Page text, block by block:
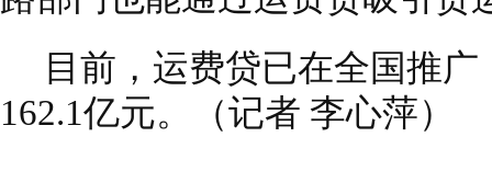
目前，运费贷已在全国推
162.1亿元。（记者 李心萍）